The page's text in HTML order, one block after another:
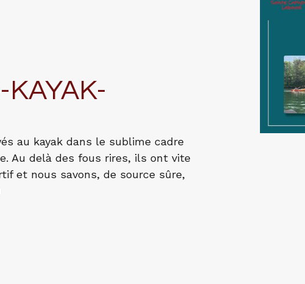
au kayak dans le sublime cadre
Au delà des fous rires, ils ont vite
et nous savons, de source sûre,